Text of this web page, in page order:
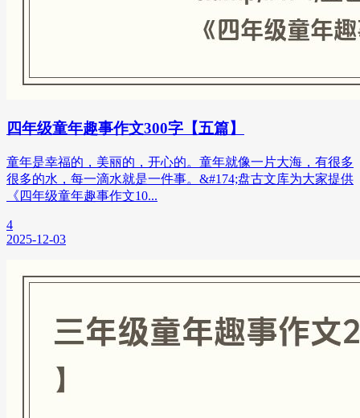
四年级童年趣事作文300字【五篇】
童年是幸福的，美丽的，开心的。童年就像一片大海，有很多
很多的水，每一滴水就是一件事。&#174;盘古文库为大家提供
《四年级童年趣事作文10...
4
2025-12-03